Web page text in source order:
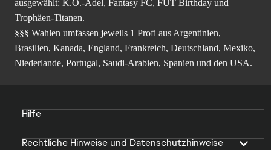
ausgewählt: K.O.-Adel, Fantasy FC, FUT Birthday und
Trophäen-Titanen.
§§§ Wahlen umfassen jeweils 1 Profi aus Argentinien,
Brasilien, Kanada, England, Frankreich, Deutschland, Mexiko,
Niederlande, Portugal, Saudi-Arabien, Spanien und den USA.
Hilfe
Rechtliche Hinweise und Datenschutzhinweise